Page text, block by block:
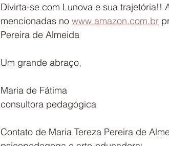
Divirta-se com Lunova e sua trajetória!!
mencionadas no www.amazon.com.br
Pereira de Almeida
Um grande abraço,
Maria de Fátima
consultora pedagógica
Contato de Maria Tereza Pereira de